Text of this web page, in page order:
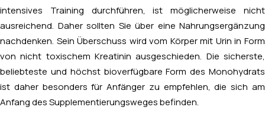
intensives Training durchführen, ist möglicherweise nicht
ausreichend. Daher sollten Sie über eine Nahrungsergänzung
nachdenken. Sein Überschuss wird vom Körper mit Urin in Form
von nicht toxischem Kreatinin ausgeschieden. Die sicherste,
beliebteste und höchst bioverfügbare Form des Monohydrats
ist daher besonders für Anfänger zu empfehlen, die sich am
Anfang des Supplementierungsweges befinden.